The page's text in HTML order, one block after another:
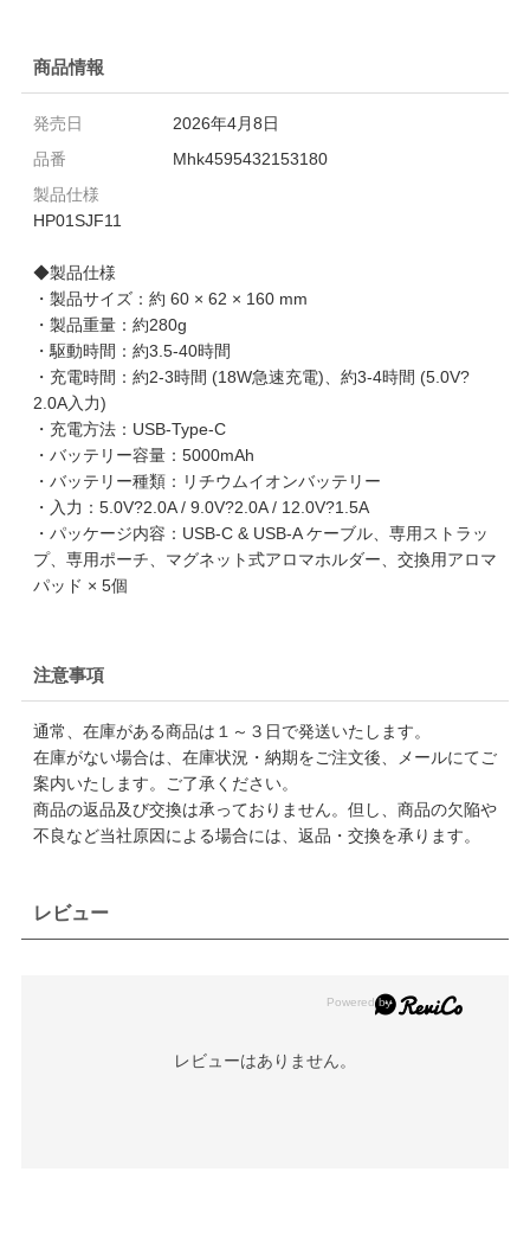
商品情報
発売日
2026年4月8日
品番
Mhk4595432153180
製品仕様
HP01SJF11
◆製品仕様
・製品サイズ：約 60 × 62 × 160 mm
・製品重量：約280g
・駆動時間：約3.5-40時間
・充電時間：約2-3時間 (18W急速充電)、約3-4時間 (5.0V?
2.0A入力)
・充電方法：USB-Type-C
・バッテリー容量：5000mAh
・バッテリー種類：リチウムイオンバッテリー
・入力：5.0V?2.0A / 9.0V?2.0A / 12.0V?1.5A
・パッケージ内容：USB-C & USB-A ケーブル、専用ストラッ
プ、専用ポーチ、マグネット式アロマホルダー、交換用アロマ
パッド × 5個
注意事項
通常、在庫がある商品は１～３日で発送いたします。
在庫がない場合は、在庫状況・納期をご注文後、メールにてご
案内いたします。ご了承ください。
商品の返品及び交換は承っておりません。但し、商品の欠陥や
不良など当社原因による場合には、返品・交換を承ります。
レビュー
レビューはありません。